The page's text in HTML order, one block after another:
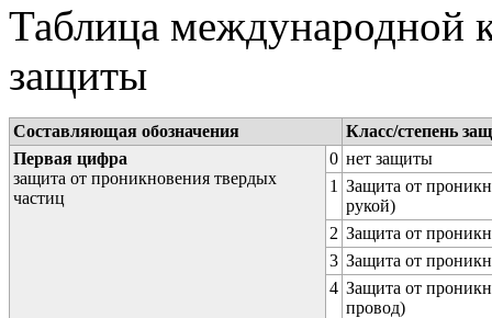
Таблица международной
защиты
Составляющая обозначения
Класс/степень
Первая цифра
защита от проникновения твердых
частиц
0 нет защиты
1 Защита от
рукой)
2 Защита от
3 Защита от
4 Защита от
провод)